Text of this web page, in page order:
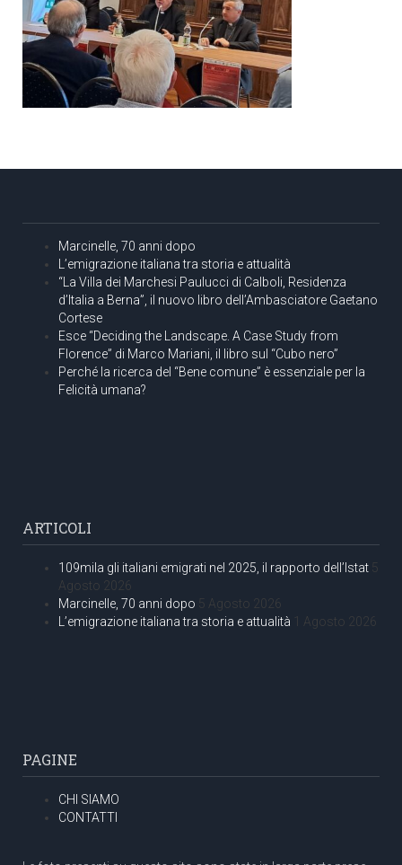
Marcinelle, 70 anni dopo
L’emigrazione italiana tra storia e attualità
“La Villa dei Marchesi Paulucci di Calboli, Residenza
d’Italia a Berna”, il nuovo libro dell’Ambasciatore Gaetano
Cortese
Esce “Deciding the Landscape. A Case Study from
Florence” di Marco Mariani, il libro sul “Cubo nero”
Perché la ricerca del “Bene comune” è essenziale per la
Felicità umana?
ARTICOLI
109mila gli italiani emigrati nel 2025, il rapporto dell’Istat 5
Agosto 2026
Marcinelle, 70 anni dopo 5 Agosto 2026
L’emigrazione italiana tra storia e attualità 1 Agosto 2026
PAGINE
CHI SIAMO
CONTATTI